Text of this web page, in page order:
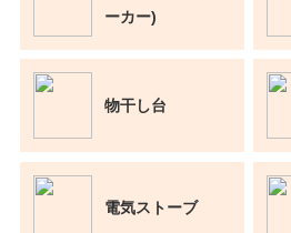
ーカー)
物干し台
電気ストーブ